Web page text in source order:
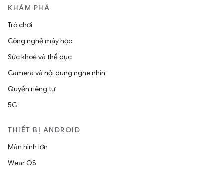
KHÁM PHÁ
Trò chơi
Công nghệ máy học
Sức khoẻ và thể dục
Camera và nội dung nghe nhìn
Quyền riêng tư
5G
THIẾT BỊ ANDROID
Màn hình lớn
Wear OS